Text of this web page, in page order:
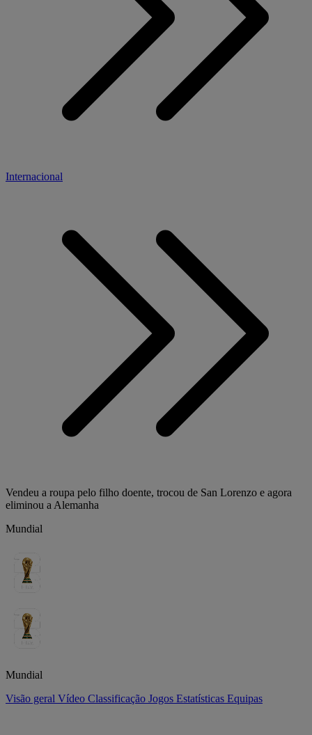
Internacional
Vendeu a roupa pelo filho doente, trocou de San Lorenzo e agora
eliminou a Alemanha
Mundial
Mundial
Visão geral Vídeo Classificação Jogos Estatísticas Equipas